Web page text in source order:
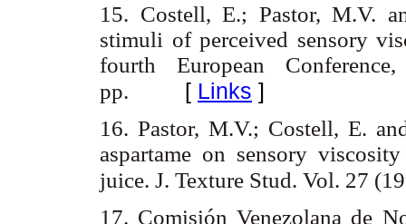
15. Costell, E.; Pastor, M.V.
stimuli of perceived sensory
fourth European
pp.
[ Links ]
16. Pastor, M.V.; Costell, E.
aspartame on sensory
juice. J. Texture Stud. Vol. 27
17. Comisión Venezolana de